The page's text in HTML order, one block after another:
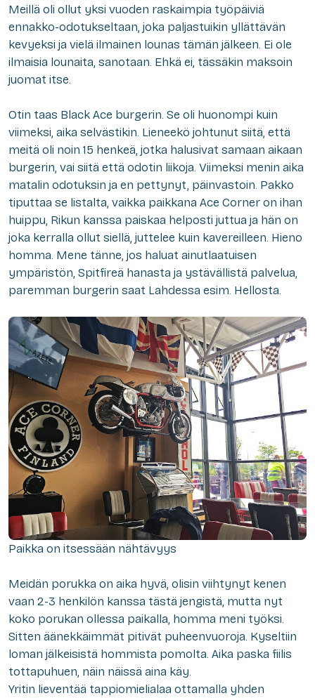
Meillä oli ollut yksi vuoden raskaimpia työpäiviä
ennakko-odotukseltaan, joka paljastuikin yllättävän
kevyeksi ja vielä ilmainen lounas tämän jälkeen. Ei ole
ilmaisia lounaita, sanotaan. Ehkä ei, tässäkin maksoin
juomat itse.
Otin taas Black Ace burgerin. Se oli huonompi kuin
viimeksi, aika selvästikin. Lieneekö johtunut siitä, että
meitä oli noin 15 henkeä, jotka halusivat samaan aikaan
burgerin, vai siitä että odotin liikoja. Viimeksi menin aika
matalin odotuksin ja en pettynyt, päinvastoin. Pakko
tiputtaa se listalta, vaikka paikkana Ace Corner on ihan
huippu, Rikun kanssa paiskaa helposti juttua ja hän on
joka kerralla ollut siellä, juttelee kuin kavereilleen. Hieno
homma. Mene tänne, jos haluat ainutlaatuisen
ympäristön, Spitfireä hanasta ja ystävällistä palvelua,
paremman burgerin saat Lahdessa esim. Hellosta.
Paikka on itsessään nähtävyys
Meidän porukka on aika hyvä, olisin viihtynyt kenen
vaan 2-3 henkilön kanssa tästä jengistä, mutta nyt
koko porukan ollessa paikalla, homma meni työksi.
Sitten äänekkäimmät pitivät puheenvuoroja. Kyseltiin
loman jälkeisistä hommista pomolta. Aika paska fiilis
tottapuhuen, näin näissä aina käy.
Yritin lieventää tappiomielialaa ottamalla yhden